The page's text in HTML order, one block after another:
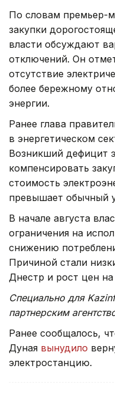
По словам премьер-
закупки
власти обсуждают
отключений. Он
отсутствие
более бережному
энергии.
Ранее глава
в энергетическом
Возникший дефицит
компенсировать
стоимость
превышает обычный
В начале августа
ограничения на
снижению
Причиной стали
Днестр и рост цен на
Специально для
партнерским
Ранее сообщалось,
Дуная вынудило
электростанцию.